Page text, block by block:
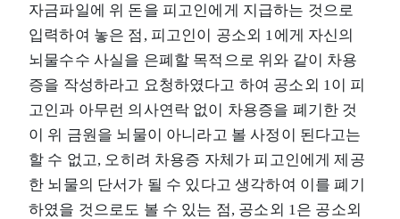
자금파일에 위 돈을 피고인에게 지급하는 것으로
입력하여 놓은 점, 피고인이 공소외 1에게 자신의
뇌물수수 사실을 은폐할 목적으로 위와 같이 차용
증을 작성하라고 요청하였다고 하여 공소외 1이 피
고인과 아무런 의사연락 없이 차용증을 폐기한 것
이 위 금원을 뇌물이 아니라고 볼 사정이 된다고는
할 수 없고, 오히려 차용증 자체가 피고인에게 제공
한 뇌물의 단서가 될 수 있다고 생각하여 이를 폐기
하였을 것으로도 볼 수 있는 점, 공소외 1은 공소외